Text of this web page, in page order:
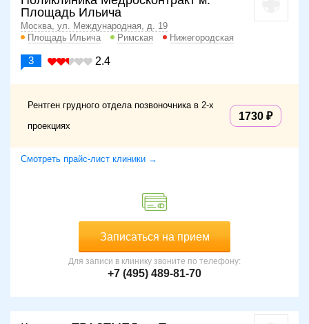
Площадь Ильича
Москва, ул. Международная, д. 19
Площадь Ильича
Римская Нижегородская
3 2.4
Рентген грудного отдела позвоночника в 2-х
проекциях
1730
Смотреть прайс-лист клиники →
Записаться на прием
Для записи в клинику звоните по телефону:
+7 (495) 489-81-70